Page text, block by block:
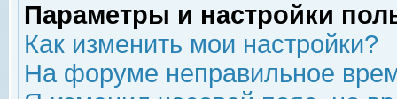
Параметры и настройки
Как изменить мои настройки?
На форуме неправильное